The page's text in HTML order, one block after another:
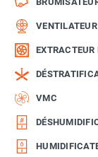
EXTRACTEUR
VMC